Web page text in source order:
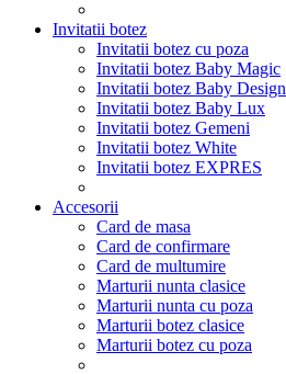
Invitatii botez
Invitatii botez cu poza
Invitatii botez Baby Magic
Invitatii botez Baby Design
Invitatii botez Baby Lux
Invitatii botez Gemeni
Invitatii botez White
Invitatii botez EXPRES
Accesorii
Card de masa
Card de confirmare
Card de multumire
Marturii nunta clasice
Marturii nunta cu poza
Marturii botez clasice
Marturii botez cu poza